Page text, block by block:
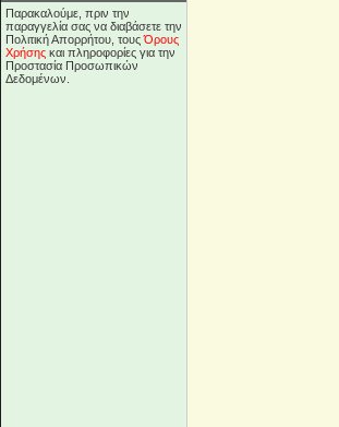
Παρακαλούμε, πριν την
παραγγελία σας να διαβάσετε την
Πολιτική Απορρήτου, τουςΌρους
Χρήσης και πληροφορίες για την
Προστασία Προσωπικών
Δεδομένων.